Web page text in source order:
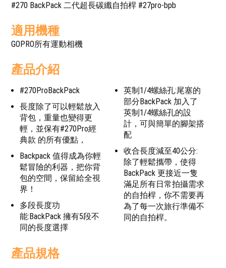
#270 BackPack 二代超長碳纖自拍桿 #27pro-bpb
適用機種
GOPRO所有運動相機
產品介紹
#270ProBackPack
長度除了可以輕鬆放入
背包，重量也變得更
輕，並保有#270Pro經
典款 的所有優點，
Backpack 值得成為你輕
鬆冒險的利器，把你背
包的空間，保留給全視
界！
多段長度功
能:BackPack 擁有5段不
同的長度選擇
英制1/4螺絲孔:尾塞的
部分BackPack 加入了
英制1/4螺絲孔的設
計，可與簡單的腳架搭
配
收合長度減至40公分:
除了輕鬆攜帶，使得
BackPack 更接近一隻
滿足所有日常拍攝需求
的自拍桿，你不需要再
為了每一次旅行準備不
同的自拍桿。
產品規格